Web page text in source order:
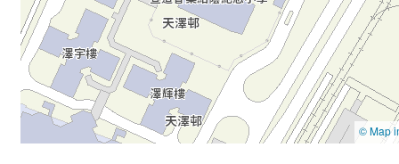
去標籤內容
去前一個標籤